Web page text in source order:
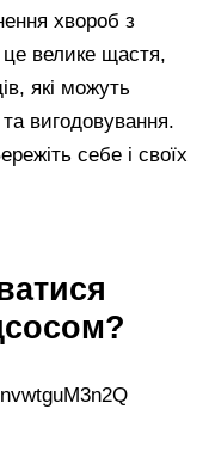
хвороб з
велике щастя,
які можуть
вигодовування.
себе і своїх